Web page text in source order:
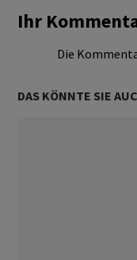
Ihr
Die
DAS KÖNNTE SIE